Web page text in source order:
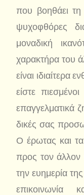
που βοηθάει
ψυχοφθόρες
μοναδική
χαρακτήρα του
είναι ιδιαίτερα
είστε
επαγγελματικά
δικές σας
Ο έρωτας και
προς τον άλλον
την ευημερία
επικοινωνία